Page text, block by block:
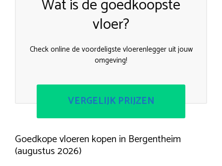
Wat is de goedkoopste
vloer?
Check online de voordeligste vloerenlegger uit jouw
omgeving!
VERGELIJK PRIJZEN
Goedkope vloeren kopen in Bergentheim
(augustus 2026)